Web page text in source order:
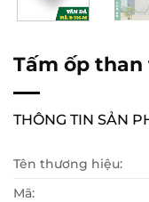
Tấm ốp
THÔNG TIN SẢN
Tên thương hiệu:
Mã: